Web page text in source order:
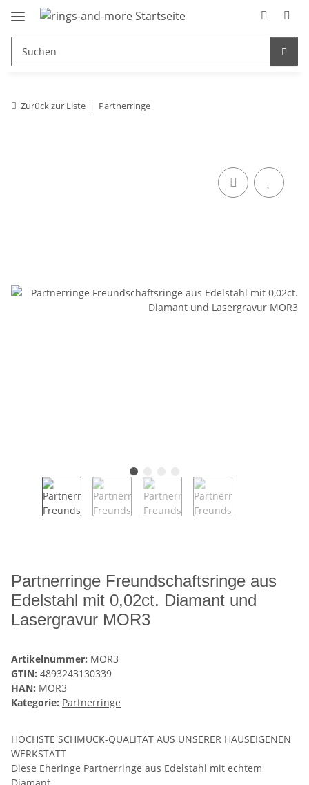
Zurück zur Liste Partnerringe
Partnerringe Freundschaftsringe aus
Edelstahl mit 0,02ct. Diamant und
Lasergravur MOR3
Artikelnummer: MOR3
GTIN: 4893243130339
HAN: MOR3
Kategorie: Partnerringe
HÖCHSTE SCHMUCK-QUALITÄT AUS UNSERER HAUSEIGENEN
WERKSTATT
Diese Eheringe Partnerringe aus Edelstahl mit echtem